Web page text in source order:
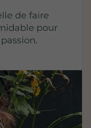
de faire
pour